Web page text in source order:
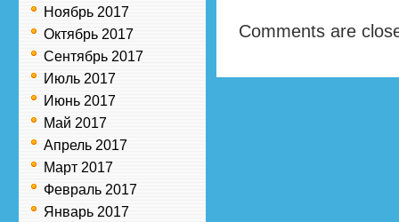
Ноябрь 2017
Октябрь 2017
Сентябрь 2017
Июль 2017
Июнь 2017
Май 2017
Апрель 2017
Март 2017
Февраль 2017
Январь 2017
Comments are